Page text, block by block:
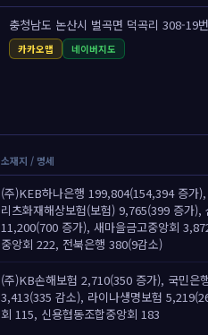
충청남도 논산시 벌곡면 덕곡리 308-19
카카오맵 네이버지도
소재지 / 명세
(주)KEB하나은행 199,804(154,394 증가
리츠화재해상보험(보험) 9,765(399 증가),
11,200(700 증가), 새마을금고중앙회
중앙회 222, 전북은행 380(9감소)
(주)KB손해보험 2,710(350 증가), 국민은
3,413(335 감소), 라이나생명보험
회 115, 신용협동조합중앙회 183